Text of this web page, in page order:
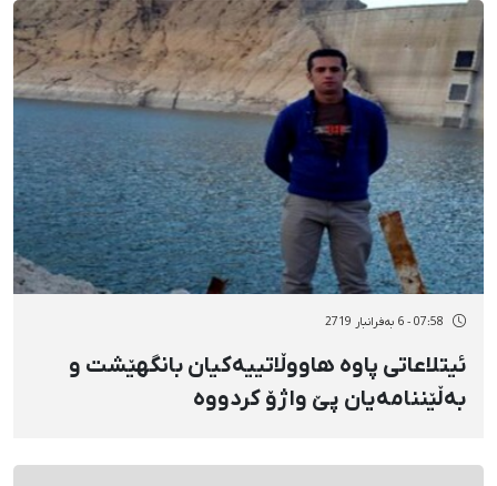
07:58 - 6 بەفرانبار 2719
ئیتلاعاتی پاوە هاووڵاتییەکیان بانگهێشت و
بەڵێننامەیان پێ واژۆ کردووە